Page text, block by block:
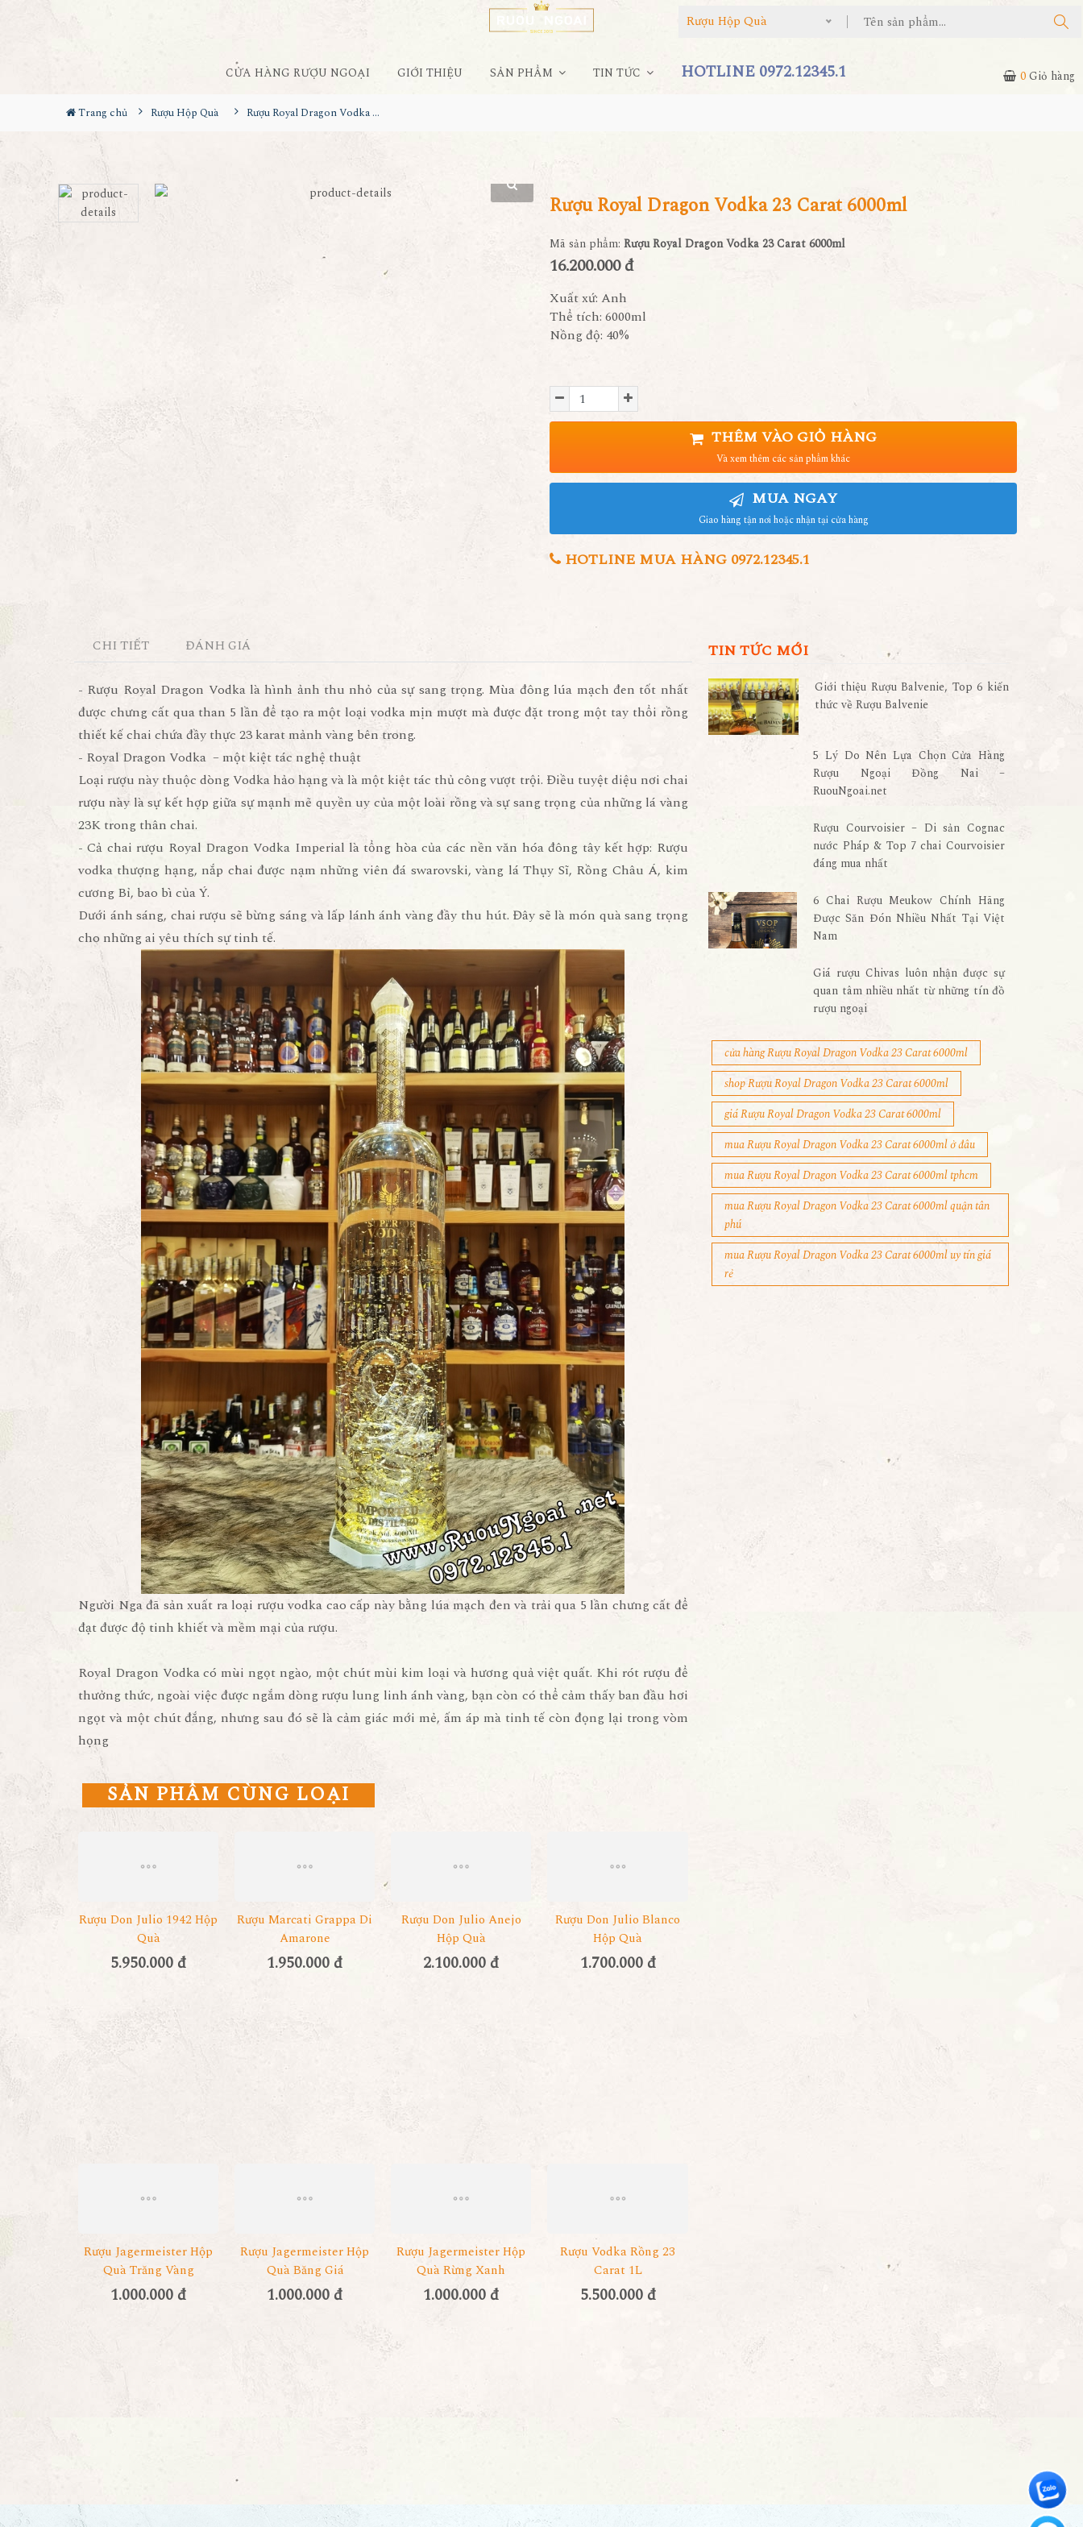
Rượu Hộp Quà
CỬA HÀNG RƯỢU NGOẠI GIỚI THIỆU SẢN PHẨM TIN TỨC HOTLINE 0972.12345.1 0Giỏ hàng
Trang chủ Rượu Hộp Quà Rượu Royal Dragon Vodka 23 Carat 6000ml
Rượu Royal Dragon Vodka 23 Carat 6000ml
Mã sản phẩm: Rượu Royal Dragon Vodka 23 Carat 6000ml
16.200.000 đ
Xuất xứ: Anh
Thể tích: 6000ml
Nồng độ: 40%
THÊM VÀO GIỎ HÀNG
Và xem thêm các sản phẩm khác
MUA NGAY
Giao hàng tận nơi hoặc nhận tại cửa hàng
HOTLINE MUA HÀNG 0972.12345.1
CHI TIẾT ĐÁNH GIÁ
- Rượu Royal Dragon Vodka là hình ảnh thu nhỏ của sự sang trọng. Mùa đông lúa mạch đen tốt nhất
được chưng cất qua than 5 lần để tạo ra một loại vodka mịn mượt mà được đặt trong một tay thổi rồng
thiết kế chai chứa đầy thực 23 karat mảnh vàng bên trong.
- Royal Dragon Vodka – một kiệt tác nghệ thuật
Loại rượu này thuộc dòng Vodka hảo hạng và là một kiệt tác thủ công vượt trội. Điều tuyệt diệu nơi chai
rượu này là sự kết hợp giữa sự mạnh mẽ quyền uy của một loài rồng và sự sang trọng của những lá vàng
23K trong thân chai.
- Cả chai rượu Royal Dragon Vodka Imperial là tổng hòa của các nền văn hóa đông tây kết hợp: Rượu
vodka thượng hạng, nắp chai được nạm những viên đá swarovski, vàng lá Thụy Sĩ, Rồng Châu Á, kim
cương Bỉ, bao bì của Ý.
Dưới ánh sáng, chai rượu sẽ bừng sáng và lấp lánh ánh vàng đầy thu hút. Đây sẽ là món quà sang trọng
cho những ai yêu thích sự tinh tế.
Người Nga đã sản xuất ra loại rượu vodka cao cấp này bằng lúa mạch đen và trải qua 5 lần chưng cất để
đạt được độ tinh khiết và mềm mại của rượu.
Royal Dragon Vodka có mùi ngọt ngào, một chút mùi kim loại và hương quả việt quất. Khi rót rượu để
thưởng thức, ngoài việc được ngắm dòng rượu lung linh ánh vàng, bạn còn có thể cảm thấy ban đầu hơi
ngọt và một chút đắng, nhưng sau đó sẽ là cảm giác mới mẻ, ấm áp mà tinh tế còn đọng lại trong vòm
họng
SẢN PHẨM CÙNG LOẠI
Rượu Don Julio 1942 Hộp
Quà
5.950.000 đ
Rượu Marcati Grappa Di
Amarone
1.950.000 đ
Rượu Don Julio Anejo
Hộp Quà
2.100.000 đ
Rượu Don Julio Blanco
Hộp Quà
1.700.000 đ
Rượu Jagermeister Hộp
Quà Trăng Vàng
1.000.000 đ
Rượu Jagermeister Hộp
Quà Băng Giá
1.000.000 đ
Rượu Jagermeister Hộp
Quà Rừng Xanh
1.000.000 đ
Rượu Vodka Rồng 23
Carat 1L
5.500.000 đ
TIN TỨC MỚI
Giới thiệu Rượu Balvenie, Top 6 kiến
thức về Rượu Balvenie
5 Lý Do Nên Lựa Chọn Cửa Hàng
Rượu Ngoại Đồng Nai –
RuouNgoai.net
Rượu Courvoisier – Di sản Cognac
nước Pháp & Top 7 chai Courvoisier
đáng mua nhất
6 Chai Rượu Meukow Chính Hãng
Được Săn Đón Nhiều Nhất Tại Việt
Nam
Giá rượu Chivas luôn nhận được sự
quan tâm nhiều nhất từ những tín đồ
rượu ngoại
cửa hàng Rượu Royal Dragon Vodka 23 Carat 6000ml
shop Rượu Royal Dragon Vodka 23 Carat 6000ml
giá Rượu Royal Dragon Vodka 23 Carat 6000ml
mua Rượu Royal Dragon Vodka 23 Carat 6000ml ở đâu
mua Rượu Royal Dragon Vodka 23 Carat 6000ml tphcm
mua Rượu Royal Dragon Vodka 23 Carat 6000ml quận tân
phú
mua Rượu Royal Dragon Vodka 23 Carat 6000ml uy tín giá
rẻ